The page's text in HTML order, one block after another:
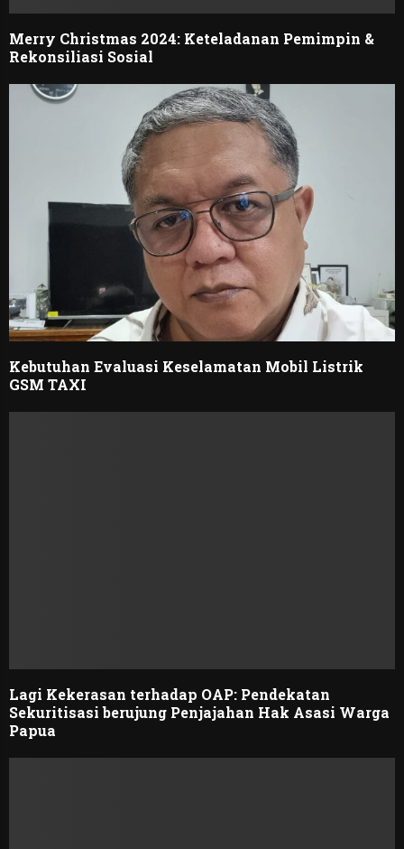
Merry Christmas 2024: Keteladanan Pemimpin &
Rekonsiliasi Sosial
Kebutuhan Evaluasi Keselamatan Mobil Listrik
GSM TAXI
Lagi Kekerasan terhadap OAP: Pendekatan
Sekuritisasi berujung Penjajahan Hak Asasi Warga
Papua